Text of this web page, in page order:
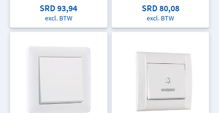
SRD 93,94
excl. BTW
SRD 80,08
excl. BTW